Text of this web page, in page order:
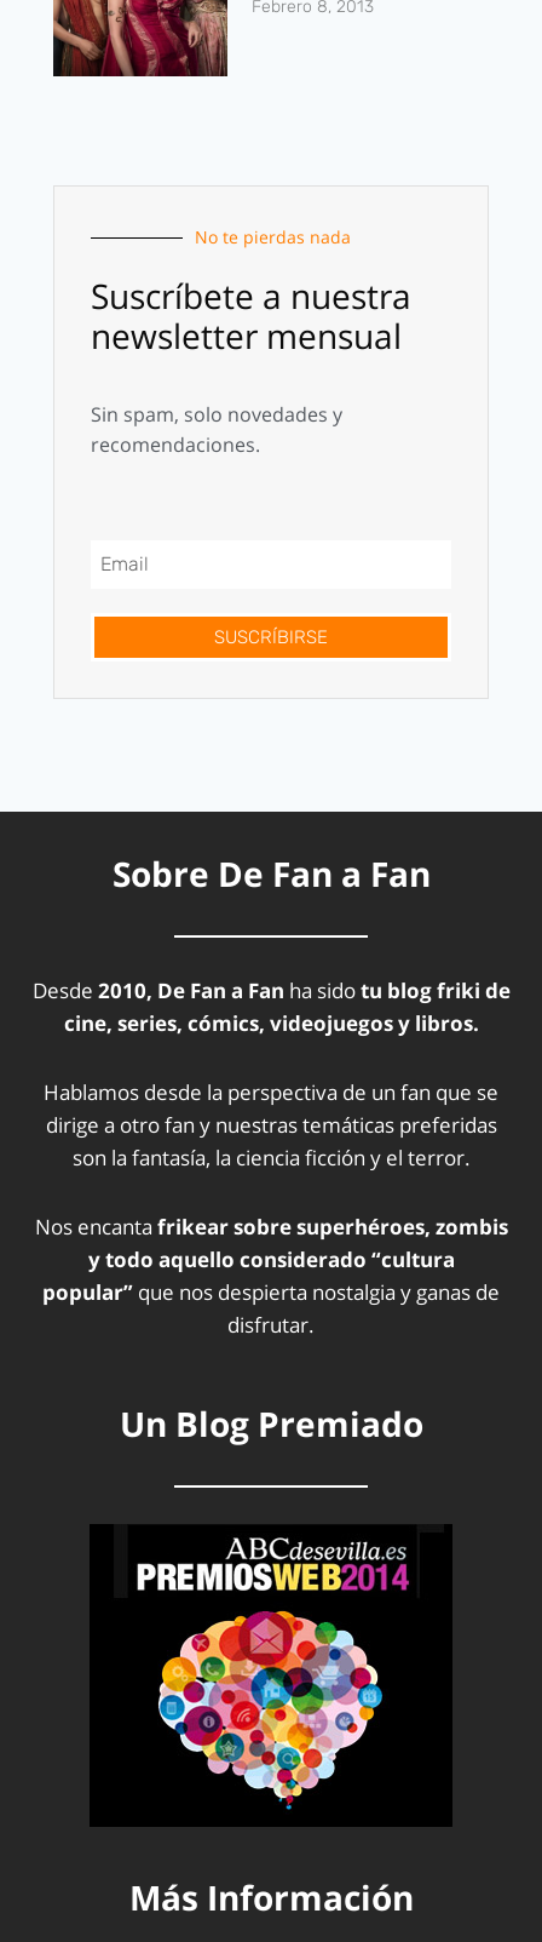
Febrero 8, 2013
No te pierdas nada
Suscríbete a nuestra
newsletter mensual
Sin spam, solo novedades y
recomendaciones.
SUSCRÍBIRSE
Sobre De Fan a Fan
Desde 2010, De Fan a Fan ha sidotu blog friki de
cine, series, cómics, videojuegos y libros.
Hablamos desde la perspectiva de un fan que se
dirige a otro fan y nuestras temáticas preferidas
son la fantasía, la ciencia ficción y el terror.
Nos encanta frikear sobre superhéroes, zombis
y todo aquello considerado “cultura
popular” que nos despierta nostalgia y ganas de
disfrutar.
Un Blog Premiado
Más Información